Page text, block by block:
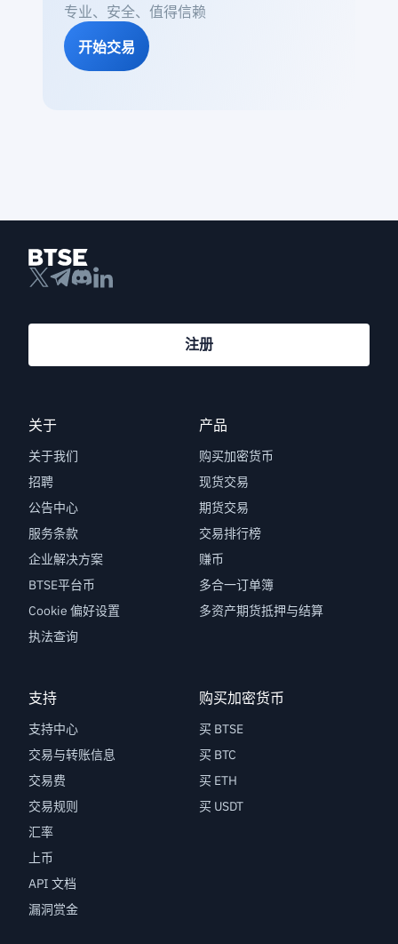
专业、安全、值得信赖
开始交易
关于
关于我们
招聘
公告中心
服务条款
企业解决方案
BTSE平台币
Cookie 偏好设置
执法查询
产品
购买加密货币
现货交易
期货交易
交易排行榜
赚币
多合一订单簿
多资产期货抵押与结算
支持
支持中心
交易与转账信息
交易费
交易规则
汇率
上币
API 文档
漏洞赏金
购买加密货币
买 BTSE
买 BTC
买 ETH
买 USDT
注册